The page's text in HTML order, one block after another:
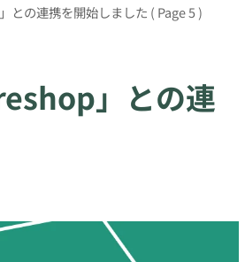
との連携を開始しました ( Page 5 )
」との連